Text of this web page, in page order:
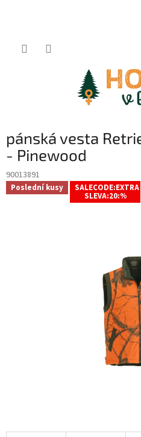
pánská vesta
- Pinewood
90013891
Poslední kusy SALECODE:EXTRA
SLEVA:20:%